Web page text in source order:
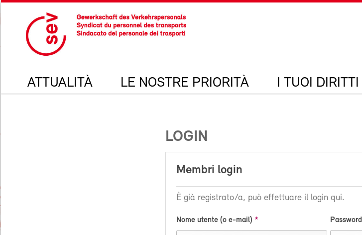
ATTUALITÀ LE NOSTRE PRIORITÀ I TUOI DIRITTI
LOGIN
Membri login
È già registrato/a, può effettuare il login qui.
Nome utente (o e-mail) Password